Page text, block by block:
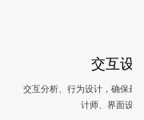
交互设
交互分析、行为设计，确保最
计师、界面设